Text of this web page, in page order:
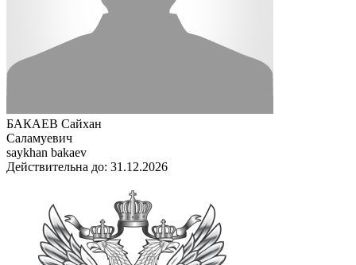
БАКАЕВ Сайхан
Саламуевич
saykhan bakaev
Действительна до: 31.12.2026